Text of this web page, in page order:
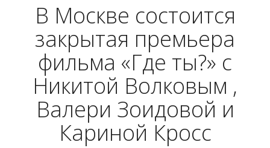
В Москве состоится
закрытая премьера
фильма «Где ты?» с
Никитой Волковым ,
Валери Зоидовой и
Кариной Кросс